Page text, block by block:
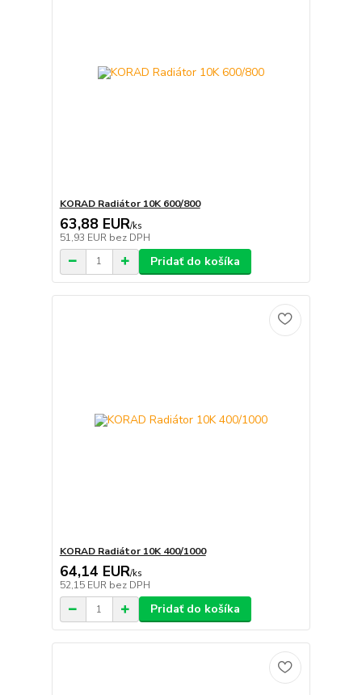
KORAD Radiátor 10K 600/800
63,88 EUR/ks
51,93 EUR bez DPH
Pridať do košíka
KORAD Radiátor 10K 400/1000
64,14 EUR/ks
52,15 EUR bez DPH
Pridať do košíka